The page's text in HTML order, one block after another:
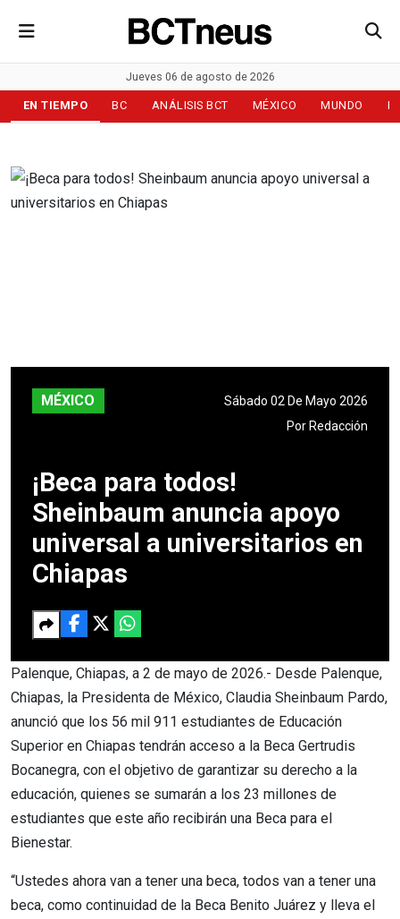
Jueves 06 de agosto de 2026
EN TIEMPO BC ANÁLISIS BCT MÉXICO MUNDO
MÉXICO
Sábado 02 De Mayo 2026
Por Redacción
¡Beca para todos!
Sheinbaum anuncia apoyo
universal a universitarios en
Chiapas
Palenque, Chiapas, a 2 de mayo de 2026.- Desde Palenque,
Chiapas, la Presidenta de México, Claudia Sheinbaum Pardo,
anunció que los 56 mil 911 estudiantes de Educación
Superior en Chiapas tendrán acceso a la Beca Gertrudis
Bocanegra, con el objetivo de garantizar su derecho a la
educación, quienes se sumarán a los 23 millones de
estudiantes que este año recibirán una Beca para el
Bienestar.
“Ustedes ahora van a tener una beca, todos van a tener una
beca, como continuidad de la Beca Benito Juárez y lleva el